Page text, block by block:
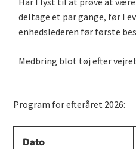
deltage et par gange, før I
enhedslederen før første
Medbring blot tøj efter
Program for efteråret 2026:
Dato